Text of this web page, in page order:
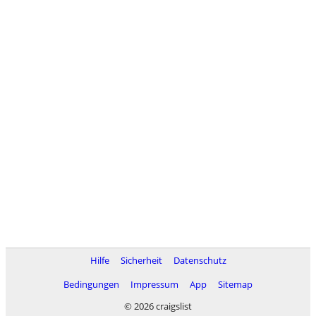
Hilfe Sicherheit
Datenschutz
Bedingungen
Impressum App
Sitemap
© 2026 craigslist